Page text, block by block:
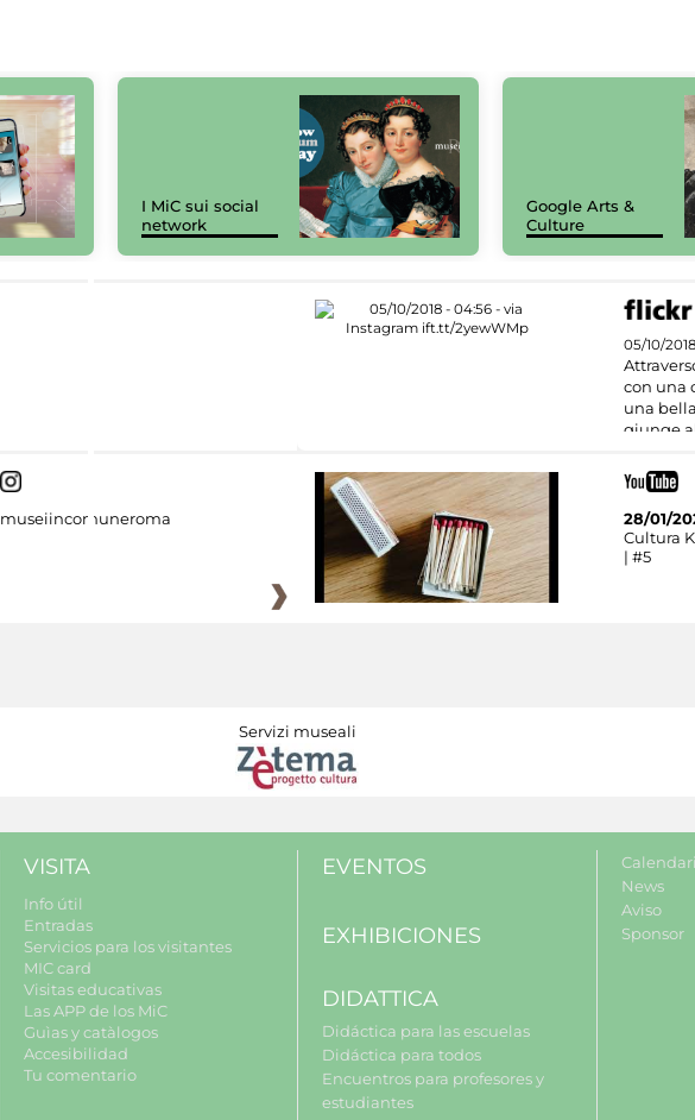
I MiC sui social
network
Google Arts &
Culture
05/10/2018
con una
una
giunge
museiincomuneroma
28/01/
Cultura
| #5
Servizi museali
VISITA
Info útil
Entradas
Servicios para los visitantes
MIC card
Visitas educativas
Las APP de los MiC
Guìas y catàlogos
Accesibilidad
Tu comentario
EVENTOS
EXHIBICIONES
DIDATTICA
Didáctica para las escuelas
Didáctica para todos
Encuentros para profesores y
estudiantes
News
Aviso
Sponsor